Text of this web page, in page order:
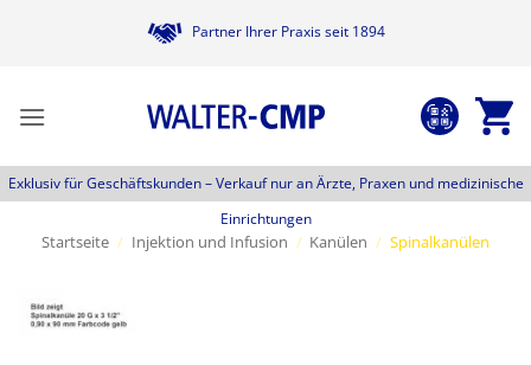
Partner Ihrer Praxis seit 1894
Exklusiv für Geschäftskunden –Verkauf nur an Ärzte, Praxen und medizinische
Einrichtungen
Startseite / Injektion und Infusion / Kanülen / Spinalkanülen